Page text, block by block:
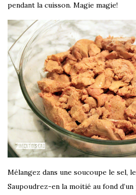
pendant la cuisson. Magie magie!
Mélangez dans une soucoupe le sel,
Saupoudrez-en la moitié au fond